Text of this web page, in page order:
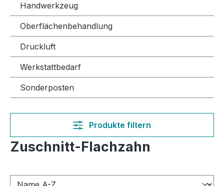
Handwerkzeug
Oberflächenbehandlung
Druckluft
Werkstattbedarf
Sonderposten
Produkte filtern
Zuschnitt-Flachzahn